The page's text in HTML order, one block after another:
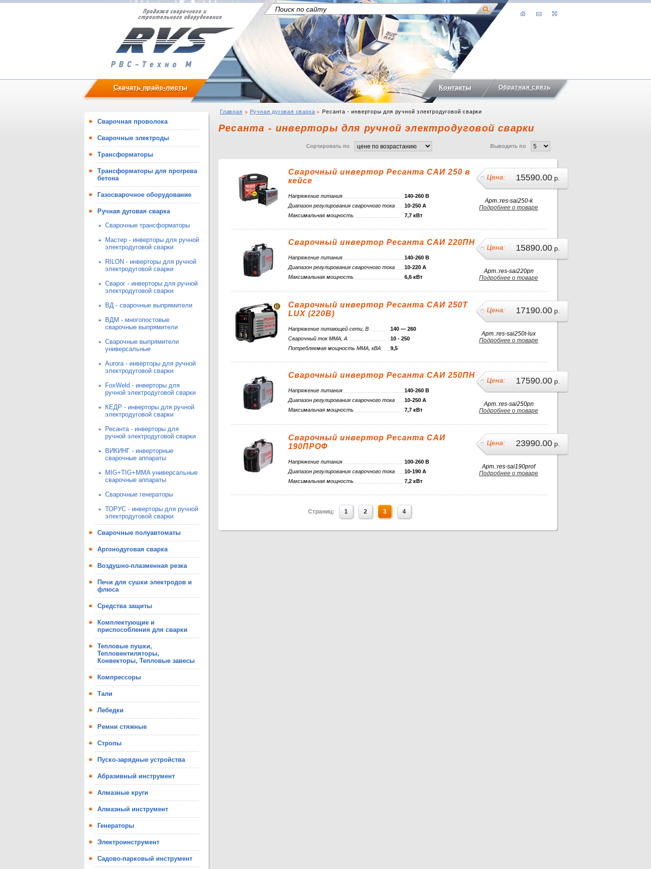
Скачать прайс-листы Контакты Обратная связь
Сварочная проволока
Сварочные электроды
Трансформаторы
Трансформаторы для прогрева
бетона
Газосварочное оборудование
Ручная дуговая сварка
Сварочные трансформаторы
Мастер - инверторы для ручной
электродуговой сварки
RILON - инверторы для ручной
электродуговой сварки
Сварог - инверторы для ручной
электродуговой сварки
ВД - сварочные выпрямители
ВДМ - многопостовые
сварочные выпрямители
Сварочные выпрямители
универсальные
Aurora - инверторы для ручной
электродуговой сварки
FoxWeld - инверторы для
ручной электродуговой сварки
КЕДР - инверторы для ручной
электродуговой сварки
Ресанта - инверторы для
ручной электродуговой сварки
ВИКИНГ - инверторные
сварочные аппараты
MIG+TIG+MMA универсальные
сварочные аппараты
Сварочные генераторы
ТОРУС - инверторы для ручной
электродуговой сварки
Сварочные полуавтоматы
Аргонодуговая сварка
Воздушно-плазменная резка
Печи для сушки электродов и
флюса
Средства защиты
Комплектующие и
приспособления для сварки
Тепловые пушки,
Тепловентиляторы,
Конвекторы, Тепловые завесы
Компрессоры
Тали
Лебедки
Ремни стяжные
Стропы
Пуско-зарядные устройства
Абразивный инструмент
Алмазные круги
Алмазный инструмент
Генераторы
Электроинструмент
Садово-парковый инструмент
Главная Ручная дуговая сварка Ресанта - инверторы для ручной электродуговой сварки
Ресанта - инверторы для ручной электродуговой сварки
Сортировать по Выводить по
Сварочный инвертор Ресанта САИ 250 в
кейсе
Напряжение питания
140-260 В
Диапазон регулирования сварочного тока
10-250 А
Максимальная мощность
7,7 кВт
Цена: 15590.00 р.
Арт.:res-sai250-k
Подробнее о товаре
Сварочный инвертор Ресанта САИ 220ПН
Напряжение питания
140-260 В
Диапазон регулирования сварочного тока
10-220 А
Максимальная мощность
6,6 кВт
Цена: 15890.00 р.
Арт.:res-sai220pn
Подробнее о товаре
Сварочный инвертор Ресанта САИ 250Т
LUX (220В)
Напряжение питающей сети, В
140 — 260
Сварочный ток MMA, А
10 - 250
Потребляемая мощность ММА, кВА
9,5
Цена: 17190.00 р.
Арт.:res-sai250t-lux
Подробнее о товаре
Сварочный инвертор Ресанта САИ 250ПН
Напряжение питания
140-260 В
Диапазон регулирования сварочного тока
10-250 А
Максимальная мощность
7,7 кВт
Цена: 17590.00 р.
Арт.:res-sai250pn
Подробнее о товаре
Сварочный инвертор Ресанта САИ
190ПРОФ
Напряжение питания
100-260 В
Диапазон регулирования сварочного тока
10-190 А
Максимальная мощность
7,2 кВт
Цена: 23990.00 р.
Арт.:res-sai190prof
Подробнее о товаре
Страниц: 1 2 3 4